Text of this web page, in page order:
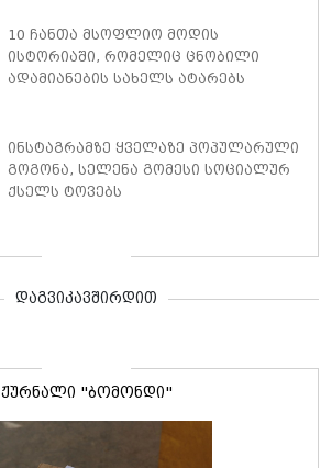
საკუთარ გამოცდილებაზე
10 ჩანთა მსოფლიო მოდის
ისტორიაში, რომელიც ცნობილი
ადამიანების სახელს ატარებს
ინსტაგრამზე ყველაზე პოპულარული
გოგონა, სელენა გომესი სოციალურ
ქსელს ტოვებს
დაგვიკავშირდით
ჟურნალი "ბომონდი"